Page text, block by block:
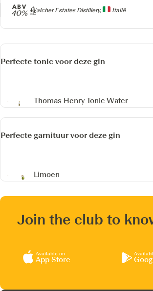
Producer
Walcher Estates Distillery, Italië
ABV
40%
Perfecte tonic voor deze gin
Thomas Henry Tonic Water
Perfecte garnituur voor deze gin
Limoen
Join the club to
Available on
App Store